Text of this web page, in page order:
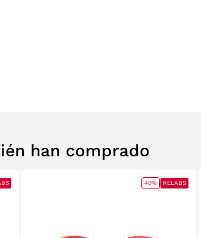
han comprado
40% RELABS